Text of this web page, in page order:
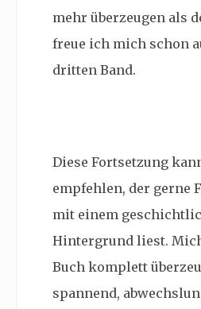
mehr überzeugen als
freue ich mich schon
dritten Band.
Diese Fortsetzung
empfehlen, der gerne
mit einem
Hintergrund liest.
Buch komplett
spannend,